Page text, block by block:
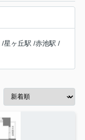
/星ヶ丘駅 /赤池駅 /